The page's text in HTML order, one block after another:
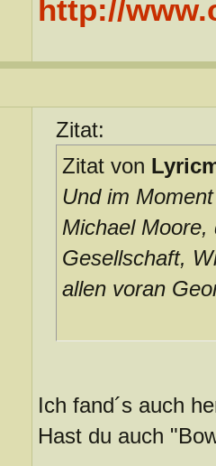
http://
Zitat:
Zitat von
Und im
Michael Moore,
Gesellschaft,
allen voran
Ich fand´s auch
Hast du auch